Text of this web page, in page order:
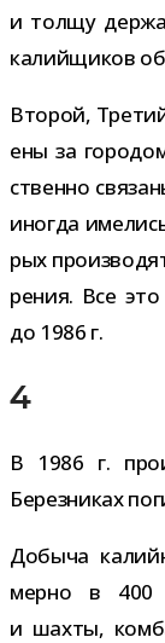
и толщу
калий­щи­ков
Второй,
ены за
ственно
ино­гда
рых
ре­ния. Все
до 1986 г.
4
В 1986 г.
Березниках
Добыча
мерно в 400
и шахты,